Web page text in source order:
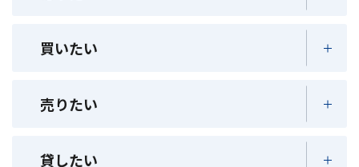
買いたい
売りたい
貸したい